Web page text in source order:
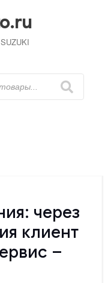
через
клиент
–